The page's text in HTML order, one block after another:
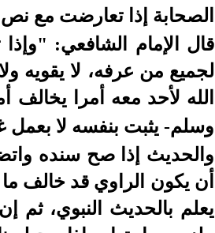
الصحابة إذا تعارضت مع
قال الإمام الشافعي:
لجميع من عرفه، لا يقويه
الله لأحد معه أمرا يخالف
وسلم- يثبت بنفسه لا بعمل
والحديث إذا صح سنده
أن يكون الراوي قد خالف
يعلم بالحديث النبوي، ثم